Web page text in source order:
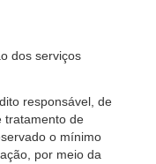
dos serviços
responsável, de
tratamento de
o mínimo
por meio da